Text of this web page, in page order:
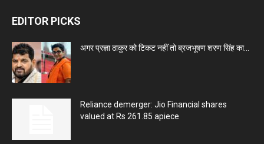
EDITOR PICKS
अगर प्रज्ञा ठाकुर को टिकट नहीं तो ब्रजभूषण शरण सिंह का...
Reliance demerger: Jio Financial shares
valued at Rs 261.85 apiece